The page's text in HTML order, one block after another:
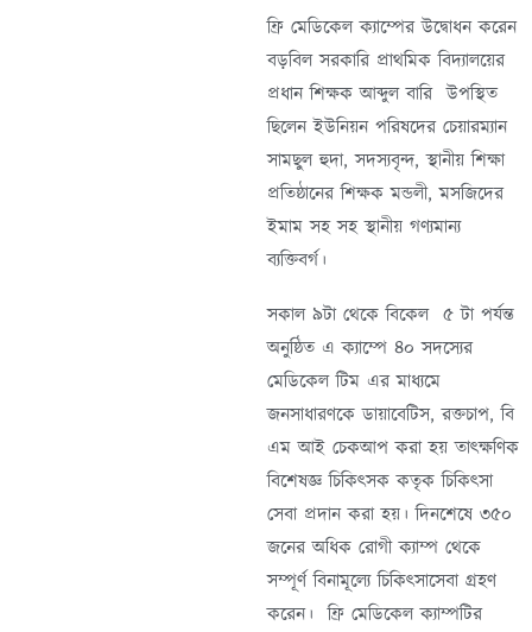
ফ্রি মেডিকেল ক্যাম্পের উদ্বোধন করেন
বড়বিল সরকারি প্রাথমিক বিদ্যালয়ের
প্রধান শিক্ষক আব্দুল বারি উপস্থিত
ছিলেন ইউনিয়ন পরিষদের চেয়ারম্যান
সামছুল হুদা, সদস্যবৃন্দ, স্থানীয় শিক্ষা
প্রতিষ্ঠানের শিক্ষক মন্ডলী, মসজিদের
ইমাম সহ সহ স্থানীয় গণ্যমান্য
ব্যক্তিবর্গ।
সকাল ৯টা থেকে বিকেল ৫ টা পর্যন্ত
অনুষ্ঠিত এ ক্যাম্পে ৪০ সদস্যের
মেডিকেল টিম এর মাধ্যমে
জনসাধারণকে ডায়াবেটিস, রক্তচাপ, বি
এম আই চেকআপ করা হয় তাৎক্ষণিক
বিশেষজ্ঞ চিকিৎসক কতৃক চিকিৎসা
সেবা প্রদান করা হয়। দিনশেষে ৩৫০
জনের অধিক রোগী ক্যাম্প থেকে
সম্পূর্ণ বিনামূল্যে চিকিৎসাসেবা গ্রহণ
করেন। ফ্রি মেডিকেল ক্যাম্পটির